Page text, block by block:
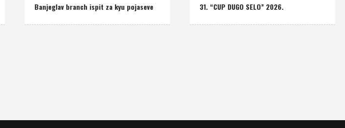
Banjeglav branch ispit za kyu pojaseve 31. “CUP DUGO SELO” 2026.